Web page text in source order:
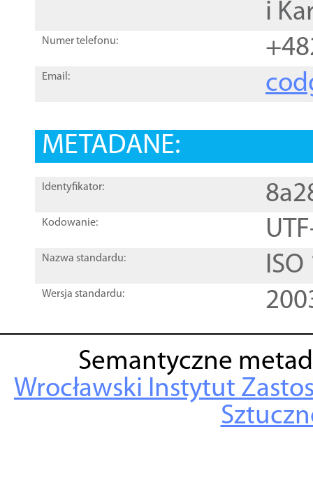
i
Numer telefonu:
Email:
METADANE:
Identyfikator:
Kodowanie:
Nazwa standardu:
Wersja standardu:
Semantyczne
Wrocławski Instytut